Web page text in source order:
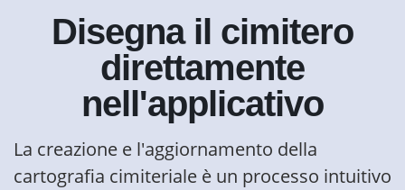
Disegna il cimitero
direttamente
nell'applicativo
La creazione e l'aggiornamento della
cartografia cimiteriale è un processo intuitivo